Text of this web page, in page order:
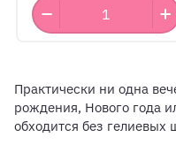
Практически ни одна
рождения, Нового года
обходится без гелиевых